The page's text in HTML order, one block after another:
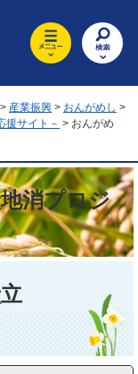
> 産業振興 > おんがめし >
援サイト－ > おんがめ
消プロジ
立